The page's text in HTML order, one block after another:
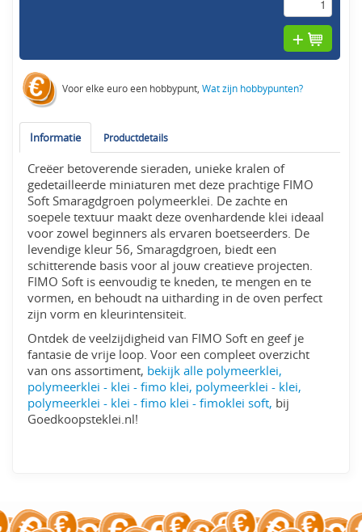
Voor elke euro een hobbypunt,Wat zijn hobbypunten?
Informatie Productdetails
Creëer betoverende sieraden, unieke kralen of
gedetailleerde miniaturen met deze prachtige FIMO
Soft Smaragdgroen polymeerklei. De zachte en
soepele textuur maakt deze ovenhardende klei ideaal
voor zowel beginners als ervaren boetseerders. De
levendige kleur 56, Smaragdgroen, biedt een
schitterende basis voor al jouw creatieve projecten.
FIMO Soft is eenvoudig te kneden, te mengen en te
vormen, en behoudt na uitharding in de oven perfect
zijn vorm en kleurintensiteit.
Ontdek de veelzijdigheid van FIMO Soft en geef je
fantasie de vrije loop. Voor een compleet overzicht
van ons assortiment, bekijk alle polymeerklei,
polymeerklei - klei - fimo klei, polymeerklei - klei,
polymeerklei - klei - fimo klei - fimoklei soft, bij
Goedkoopsteklei.nl!